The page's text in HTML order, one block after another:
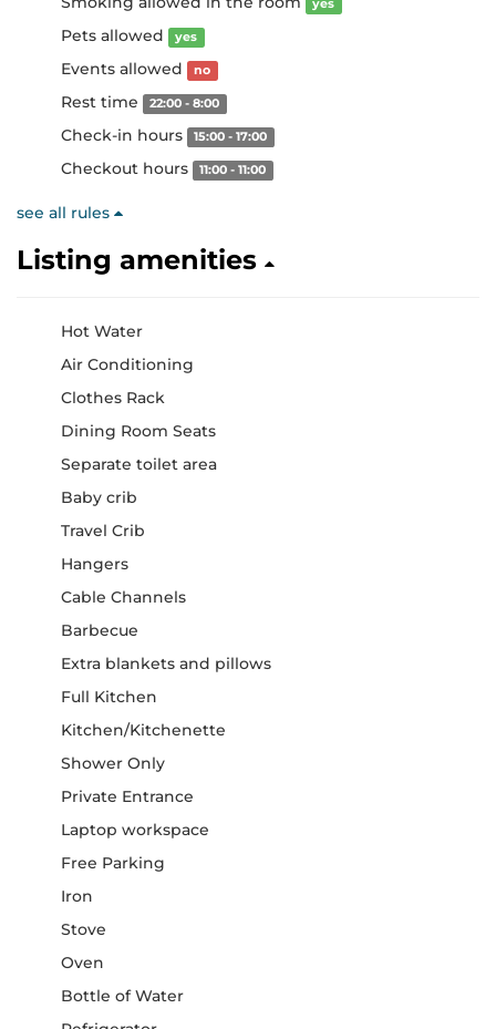
yes
Pets allowed yes
Events allowed no
Rest time 22:00 - 8:00
Check-in hours 15:00 - 17:00
Checkout hours 11:00 - 11:00
see all rules
Listing amenities
Hot Water
Air Conditioning
Clothes Rack
Dining Room Seats
Separate toilet area
Baby crib
Travel Crib
Hangers
Cable Channels
Barbecue
Extra blankets and pillows
Full Kitchen
Kitchen/Kitchenette
Shower Only
Private Entrance
Laptop workspace
Free Parking
Iron
Stove
Oven
Bottle of Water